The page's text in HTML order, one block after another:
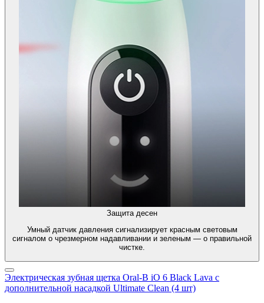
Защита десен
Умный датчик давления сигнализирует красным световым
сигналом о чрезмерном надавливании и зеленым — о правильной
чистке.
Электрическая зубная щетка Oral-B iO 6 Black Lava с
дополнительной насадкой Ultimate Clean (4 шт)